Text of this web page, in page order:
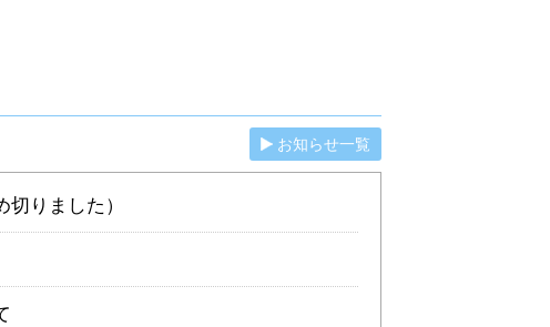
お知らせ一覧
りました）